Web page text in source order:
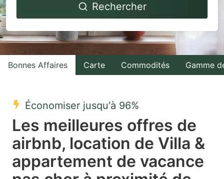
to
interact
with
the
select
date.
Press
the
backward
to
interact
with
the
select
a
date.
Press
the
Rechercher
Bonnes Affaires Carte Commodités Gamme
Économiser jusqu'à 96%
Les meilleures offres de
airbnb, location de Villa &
appartement de vacance